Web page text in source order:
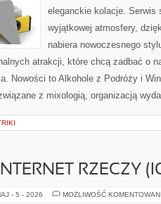
eleganckie kolacje. Serwis
wyjątkowej atmosfery,
nabiera nowoczesnego
atrakcji, które chcą zadbać o
Nowości to Alkohole z Podróży i
z mixologią, organizacją
RZECZY
- 5 - 2026 MOŻLIWOŚĆ